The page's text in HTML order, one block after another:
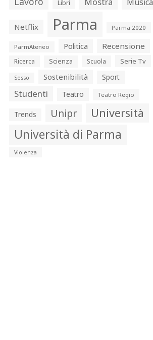
Libri
Netflix Parma Parma 2020
ParmAteneo Politica Recensione
Ricerca Scienza Scuola Serie Tv
Sesso Sostenibilità Sport
Studenti Teatro Teatro Regio
Trends Unipr Università
Università di Parma
Violenza